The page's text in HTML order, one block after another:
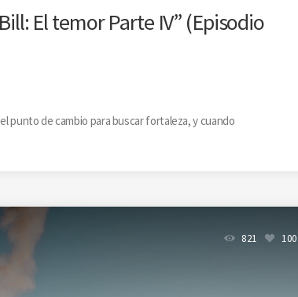
El temor Parte IV” (Episodio
punto de cambio para buscar fortaleza, y cuando
821 100